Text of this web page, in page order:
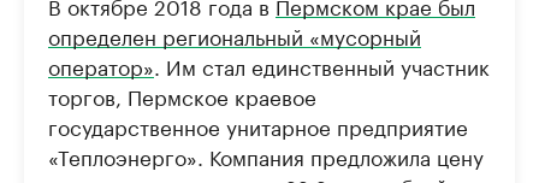
определен региональный «мусорный
оператор» . Им стал единственный участник
торгов, Пермское краевое
государственное унитарное предприятие
«Теплоэнерго». Компания предложила цену